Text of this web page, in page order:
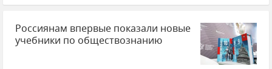
Школа Образование в России
Новости Сергей Кравцов
Россиянам впервые показали новые
учебники по обществознанию